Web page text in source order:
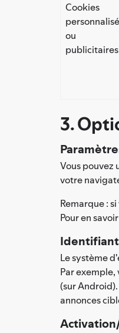
Cookies
ou
publicitaires
3.
Vous pouvez
votre
Remarque :
Pour en
Le système
Par
(sur
annonces